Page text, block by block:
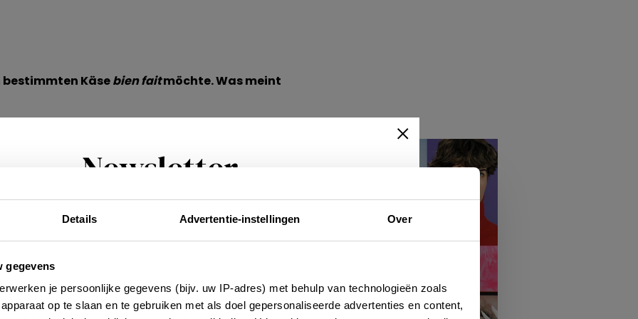
Details Advertentie-instellingen Over
gegevens
je persoonlijke gegevens (bijv. uw IP-adres) met behulp van technologieën zoals
op te slaan en te gebruiken met als doel gepersonaliseerde advertenties en content,
bestimmten Käsebien faitmöchte. Was meint
Ihr bittet um
Newsletter
Möchtest du regelmäßig über Trends, neue
und Insider-Tipps für Frankreich informiert
Dann melde dich für unseren zweiwöchentlichen
Newsletter an. Im Handumdrehen erledigt!